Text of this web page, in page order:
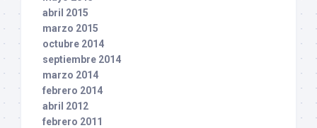
abril 2015
marzo 2015
octubre 2014
septiembre 2014
marzo 2014
febrero 2014
abril 2012
febrero 2011